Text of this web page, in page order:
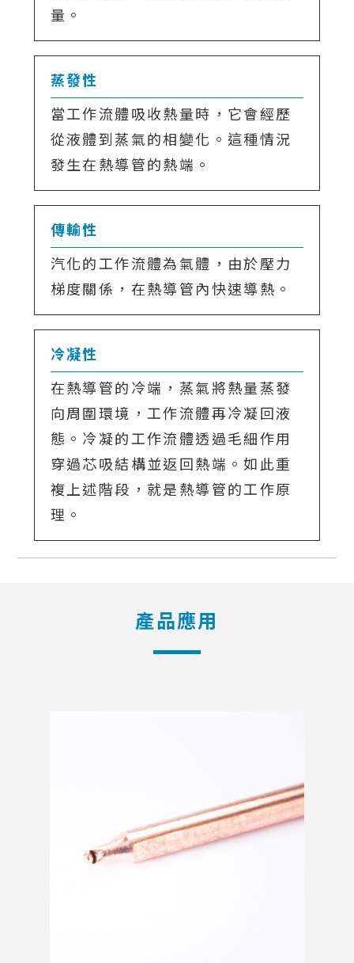
量。
蒸發性
當工作流體吸收熱量時，它會經歷
從液體到蒸氣的相變化。這種情況
發生在熱導管的熱端。
傳輸性
汽化的工作流體為氣體，由於壓力
梯度關係，在熱導管內快速導熱。
冷凝性
在熱導管的冷端，蒸氣將熱量蒸發
向周圍環境，工作流體再冷凝回液
態。冷凝的工作流體透過毛細作用
穿過芯吸結構並返回熱端。如此重
複上述階段，就是熱導管的工作原
理。
產品應用